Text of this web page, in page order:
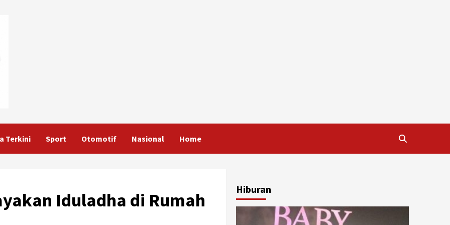
Terkini Sport Otomotif Nasional Home
Iduladha di Rumah
Hiburan